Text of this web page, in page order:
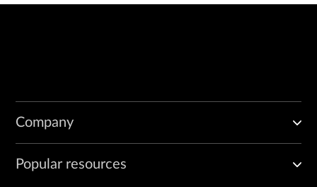
Company
Popular resources